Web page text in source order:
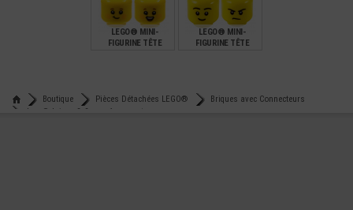
LEGO® MINI-
FIGURINE TÊTE
LEGO® MINI-
FIGURINE TÊTE
Boutique
Pièces Détachées LEGO®
Briques avec Connecteurs
Lego® brique 2x2 avec 1 connecteur